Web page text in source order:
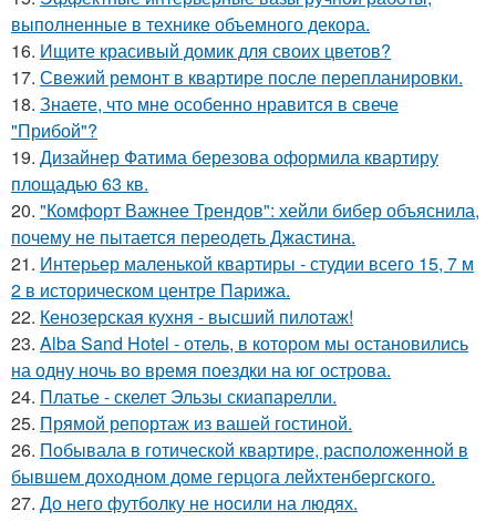
выполненные в технике объемного декора.
16. Ищите красивый домик для своих цветов?
17. Свежий ремонт в квартире после перепланировки.
18. Знаете, что мне особенно нравится в свече
"Прибой"?
19. Дизайнер Фатима березова оформила квартиру
площадью 63 кв.
20. "Комфорт Важнее Трендов": хейли бибер объяснила,
почему не пытается переодеть Джастина.
21. Интерьер маленькой квартиры - студии всего 15, 7 м
2 в историческом центре Парижа.
22. Кенозерская кухня - высший пилотаж!
23. Alba Sand Hotel - отель, в котором мы остановились
на одну ночь во время поездки на юг острова.
24. Платье - скелет Эльзы скиапарелли.
25. Прямой репортаж из вашей гостиной.
26. Побывала в готической квартире, расположенной в
бывшем доходном доме герцога лейхтенбергского.
27. До него футболку не носили на людях.